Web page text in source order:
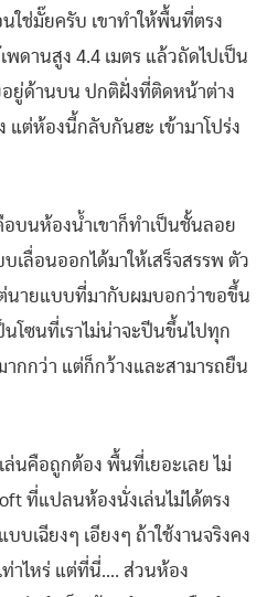
นใช่มั๊ยครับ เขาทำให้พื้นที่ตรง
พดานสูง 4.4 เมตร แล้วถัดไปเป็น
ยู่ด้านบน ปกติฝั่งที่ติดหน้าต่าง
แต่ห้องนี้กลับกันฮะ เข้ามาโปร่ง
บนห้องน้ำเขาก็ทำเป็นชั้นลอย
เลื่อนออกได้มาให้เสร็จสรรพ ตัว
นายแบบที่มากับผมบอกว่าขอขึ้น
โซนที่เราไม่น่าจะปีนขึ้นไปทุก
ากกว่า แต่ก็กว้างและสามารถยืน
นคือถูกต้อง พื้นที่เยอะเลย ไม่
ที่แปลนห้องนั่งเล่นไม่ได้ตรง
เฉียงๆ เอียงๆ ถ้าใช้งานจริงคง
ท่าไหร่ แต่ที่นี่…. ส่วนห้อง